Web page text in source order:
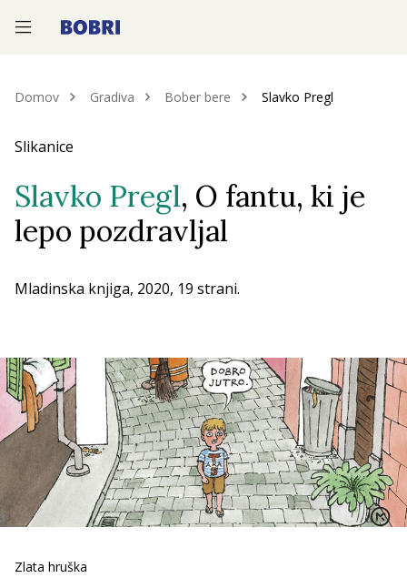
—
—
—
Domov Gradiva Bober bere Slavko Pregl
Slikanice
Slavko Pregl, O fantu, ki je
lepo pozdravljal
Mladinska knjiga, 2020, 19 strani.
Zlata hruška